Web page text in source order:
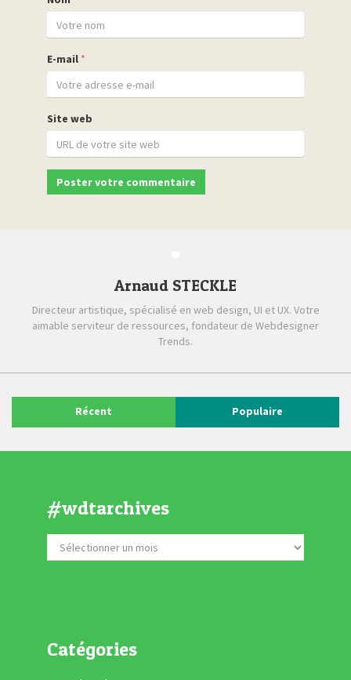
E-mail *
Site web
Arnaud STECKLE
Directeur artistique, spécialisé en web design, UI et UX. Votre
aimable serviteur de ressources, fondateur de Webdesigner
Trends.
Récent Populaire
#wdtarchives
Catégories